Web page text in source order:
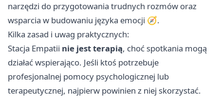
narzędzi do przygotowania trudnych rozmów oraz
wsparcia w budowaniu języka emocji 🧭.
Kilka zasad i uwag praktycznych:
Stacja Empatii nie jest terapią, choć spotkania mogą
działać wspierająco. Jeśli ktoś potrzebuje
profesjonalnej pomocy psychologicznej lub
terapeutycznej, najpierw powinien z niej skorzystać.